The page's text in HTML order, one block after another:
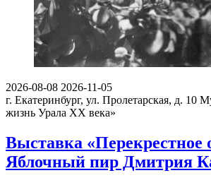
2026-08-08 2026-11-05
г. Екатеринбург, ул. Пролетарская, д. 10
жизнь Урала ХХ века»
Выставка «Перекрестное
Яблочный пир Дмитрия